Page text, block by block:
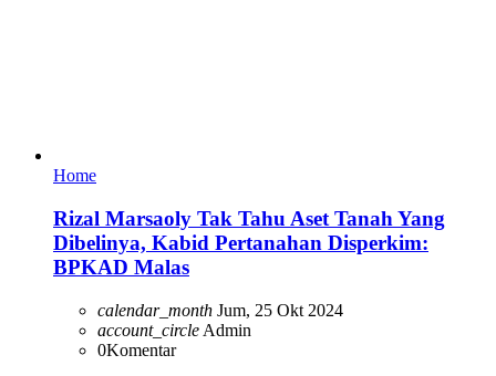
Home
Rizal Marsaoly Tak Tahu Aset Tanah Yang
Dibelinya, Kabid Pertanahan Disperkim:
BPKAD Malas
calendar_month Jum, 25 Okt 2024
account_circle Admin
0Komentar